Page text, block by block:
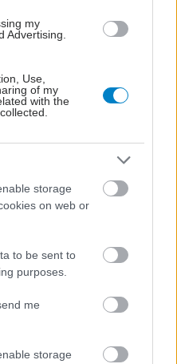
my
Advertising.
Use,
of my
with the
storage
on web or
to be sent to
purposes.
me
storage